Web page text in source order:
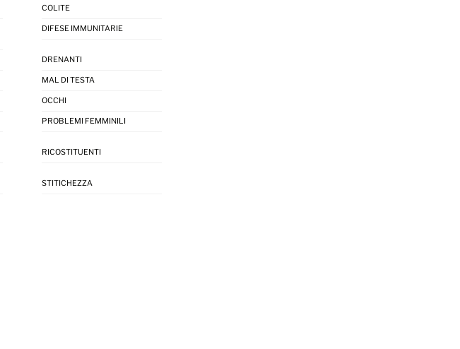
COLITE
DIFESE IMMUNITARIE
DRENANTI
MAL DI TESTA
OCCHI
PROBLEMI FEMMINILI
RICOSTITUENTI
STITICHEZZA